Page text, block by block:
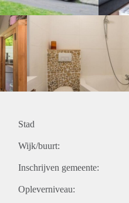
Stad
Wijk/buurt:
Inschrijven gemeente:
Opleverniveau: